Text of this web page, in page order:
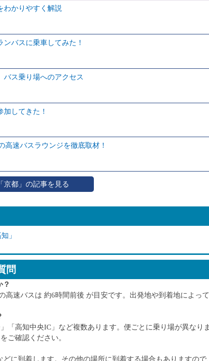
わかりやすく解説
ンバスに乗車してみた！
ス乗り場へのアクセス
してきた！
高速バスラウンジを徹底取材！
「京都」の記事を見る
」
問
？
高速バスは 約6時間前後 が目安です。出発地や到着地によっ
「高知中央IC」など複数あります。便ごとに乗り場が異なり
ご確認ください。
に到着します。その他の場所に到着する場合もありますので